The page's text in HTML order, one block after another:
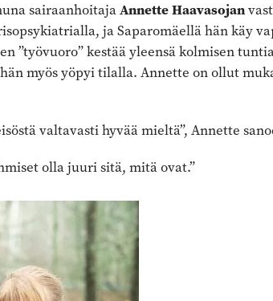
sairaanhoitajaAnnette Haavas­ojan
ja Saparomäellä hän käy
”työvuoro” kestää yleensä kolmisen
myös yöpyi tilalla. Annette on ollut
valtavasti hyvää mieltä”, Annette
olla juuri sitä, mitä ovat.”